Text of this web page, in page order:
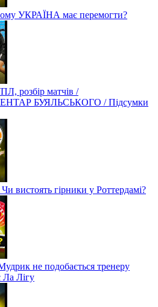
УКРАЇНА має перемогти?
розбір матчів /
БУЯЛЬСЬКОГО / Підсумки
гірники у Роттердамі?
не подобається тренеру
Ла Лігу